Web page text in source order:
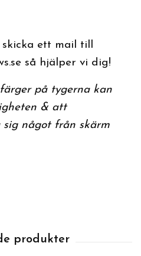
ett mail till
så hjälper vi dig!
på tygerna kan
& att
något från skärm